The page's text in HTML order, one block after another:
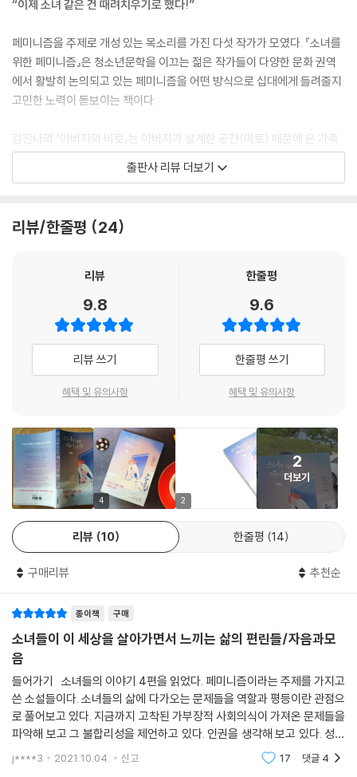
“이제 소녀 같은 건 때려치우기로 했다!”
페미니즘을 주제로 개성 있는 목소리를 가진 다섯 작가가 모였다. 『소녀를
위한 페미니즘』은 청소년문학을 이끄는 젊은 작가들이 다양한 문화 권역
에서 활발히 논의되고 있는 페미니즘을 어떤 방식으로 십대에게 들려줄지
고민한 노력이 돋보이는 책이다.
김진나의 「아버지의 비로」는 아버지가 설계한 공간(미로) 때문에 온 가족
이 혼란에 빠져드는 이야기다. 알레고리를 활용해 청소년문학에서는 쉽게
접할 수 없었던 신선한 시선을 보여 준다. 박하령의 「숏컷」은 짧은 머리에
서 싸우고자 다짐한다.
이꽃님의 「이제 소녀 같은 건 때려치우기로 했다」는 몰카 피해자인 언니와
와 편견에 맞서는 소녀(들)의 당찬 외침이 눈에 띈다. 이진의 「햄스터와
나」는 남자 친구와의 성관계로 임신과 낙태를 걱정하는 소녀의 이야기다.
그 걱정을 주인공의 반려동물인 햄스터를 둘러싼 사건과 잘 엮어 내 이야
기가 몰입도 있게 다가온다.
깨우치고 알아가는 이야기다. 사회가 만든 틀에서 벗어나 ‘나다움’을 생각
하며 잘못된 고정관념에 맞서 싸우고자 연대한다.
현실을 적나라하게 반영한 다섯 편의 이야기와 함께, 소녀에게 당부와 위
로를 전하는 작가의 따뜻한 목소리가 각 소설 말미에 수록되어 있다. 빈틈
없이 구성된 이 책은 이 시대를 살아가는 소녀에게 힘과 위로가, 나아가 더
나은 세상을 만들어가는 데 작은 발판이 될 것이다.
출판사 리뷰 더보기
리뷰/한줄평 24
리뷰
9.8
리뷰 쓰기
혜택 및 유의사항
한줄평
9.6
한줄평 쓰기
혜택 및 유의사항
4 2
2
더보기
리뷰 10 한줄평 14
구매리뷰 추천순
종이책 구매
소녀들이 이 세상을 살아가면서 느끼는 삶의 편린들/자음과모
음
들어가기 소녀들의 이야기 4편을 읽었다. 페미니즘이라는 주제를 가지고
쓴 소설들이다. 소녀들의 삶에 다가오는 문제들을 역할과 평등이란 관점으
로 풀어보고 있다. 지금까지 고착된 가부장적 사회의식이 가져온 문제들을
파악해 보고 그 불합리성을 제언하고 있다. 인권을 생각해 보고 있다. 성문
제를 거론해 보고 있다. 성장 과정에서 소녀들이 가지는 아픔을 다각도에
서 소재를
j****3 2021.10.04. 신고 17 댓글 4